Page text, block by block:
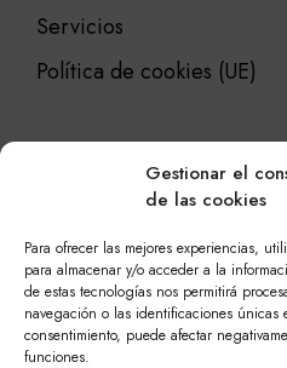
Gestionar el
de las cookies
Para ofrecer las mejores experiencias,
para almacenar y/o acceder a la
de estas tecnologías nos permitirá
navegación o las identificaciones
consentimiento, puede afectar
funciones.
Servicios
Política de cookies (UE)
Atención al
Historia